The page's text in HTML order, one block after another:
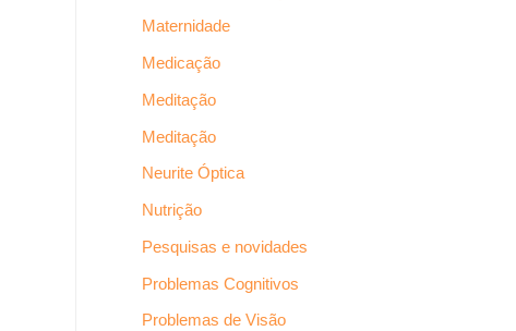
Maternidade
Medicação
Meditação
Meditação
Neurite Óptica
Nutrição
Pesquisas e novidades
Problemas Cognitivos
Problemas de Visão